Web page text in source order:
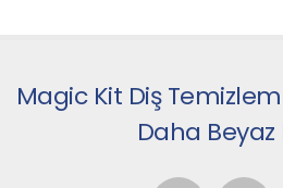
Magic Kit Diş
Daha Beyaz